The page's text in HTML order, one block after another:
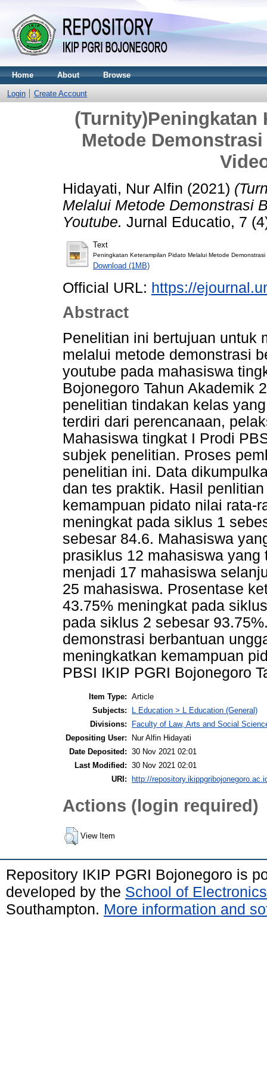
Home About Browse
Login Create Account
(Turnity)Peningkatan
Metode
Hidayati, Nur Alfin (2021)
Melalui Metode Demonstrasi
Youtube. Jurnal Educatio, 7
Text
Peningkatan Keterampilan Pidato Melalui Metode
Download (1MB)
Official URL: https://
Abstract
Penelitian ini bertujuan untuk
melalui metode demonstrasi
youtube pada mahasiswa
Bojonegoro Tahun Akademik
penelitian tindakan kelas
terdiri dari perencanaan,
Mahasiswa tingkat I Prodi
subjek penelitian. Proses
penelitian ini. Data
dan tes praktik. Hasil
kemampuan pidato nilai rata-
meningkat pada siklus 1
sebesar 84.6. Mahasiswa
prasiklus 12 mahasiswa
menjadi 17 mahasiswa
25 mahasiswa. Prosentase
43.75% meningkat pada
pada siklus 2 sebesar
demonstrasi berbantuan
meningkatkan kemampuan
PBSI IKIP PGRI Bojonegoro
Item Type: Article
Subjects:
L Education > L Education (General)
Divisions:
Faculty of Law, Arts and Social
Depositing User:
Nur Alfin Hidayati
Date Deposited: 30 Nov 2021 02:01
Last Modified: 30 Nov 2021 02:01
URI:
http://
Actions (login required)
View Item
Repository IKIP PGRI Bojonegoro is
developed by the School of
Southampton. More information and